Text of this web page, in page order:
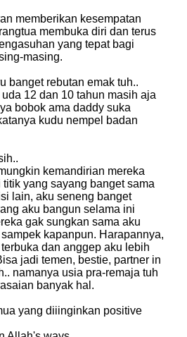
memberikan kesempatan
membuka diri dan terus
yang tepat bagi
masing.
banget rebutan emak tuh..
12 dan 10 tahun masih aja
bobok ama daddy suka
kudu nempel badan
kemandirian mereka
titik yang sayang banget sama
lain, aku seneng banget
aku bangun selama ini
gak sungkan sama aku
kapanpun. Harapannya,
dan anggep aku lebih
jadi temen, bestie, partner in
namanya usia pra-remaja tuh
banyak hal.
yang diiinginkan positive